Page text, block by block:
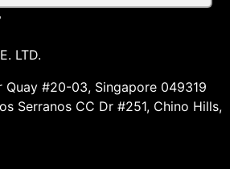
LTD.
Quay #20-03, Singapore 049319
Serranos CC Dr #251, Chino Hills,